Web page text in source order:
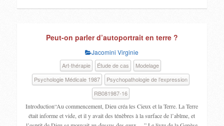
Peut-on parler d’autoportrait en terre ?
Jacomini Virginie
Art-thérapie Étude de cas
Modelage
Psychologie Médicale 1987
Psychopathologie de l’expression
RB081987-16
Introduction“Au commencement, Dieu créa les Cieux et la Terre. La Terre
était informe et vide, et il y avait des ténèbres à la surface de l’abîme, et